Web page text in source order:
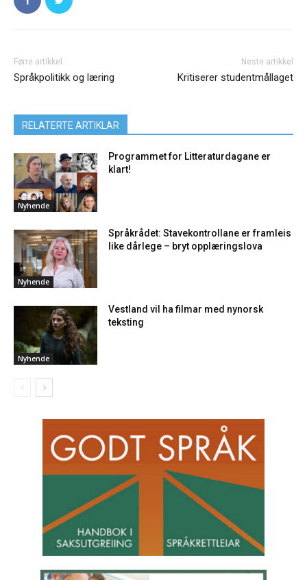
Førre artikkel
Språkpolitikk og læring
Neste artikkel
Kritiserer studentmållaget
RELATERTE ARTIKLAR
Nyhende
Programmet for Litteraturdagane er
klart!
Nyhende
Språkrådet: Stavekontrollane er framleis
like dårlege – bryt opplæringslova
Nyhende
Vestland vil ha filmar med nynorsk
teksting